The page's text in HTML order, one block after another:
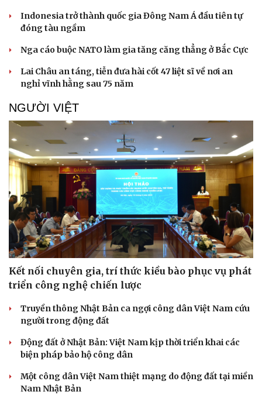
Sức khỏe
Dinh dưỡng - món ngon
Cây thuốc
Sản phụ khoa
Nhi khoa
Nam khoa
Làm đẹp - giảm cân
Phòng mạch online
Ăn sạch sống khỏe
Đời sống
Nhà đẹp
Blog
Tình yêu - Gia đình
Indonesia trở thành quốc gia Đông Nam Á đầu tiên tự
đóng tàu ngầm
Nga cáo buộc NATO làm gia tăng căng thẳng ở Bắc Cực
Lai Châu an táng, tiễn đưa hài cốt 47 liệt sĩ về nơi an
nghỉ vĩnh hằng sau 75 năm
NGƯỜI VIỆT
Kết nối chuyên gia, trí thức kiều bào phục vụ phát
triển công nghệ chiến lược
Truyền thông Nhật Bản ca ngợi công dân Việt Nam cứu
người trong động đất
Động đất ở Nhật Bản: Việt Nam kịp thời triển khai các
biện pháp bảo hộ công dân
Một công dân Việt Nam thiệt mạng do động đất tại miền
Nam Nhật Bản